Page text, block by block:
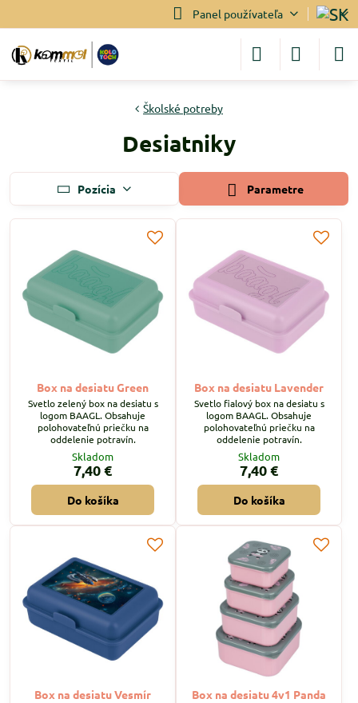
Panel používateľa
Školské potreby
Desiatniky
Pozícia Parametre
Box na desiatu Green
Svetlo zelený box na desiatu s
logom BAAGL. Obsahuje
polohovateľnú priečku na
oddelenie potravín.
Skladom
7,40 €
Do košíka
Box na desiatu Lavender
Svetlo fialový box na desiatu s
logom BAAGL. Obsahuje
polohovateľnú priečku na
oddelenie potravín.
Skladom
7,40 €
Do košíka
Box na desiatu Vesmír Box na desiatu 4v1 Panda